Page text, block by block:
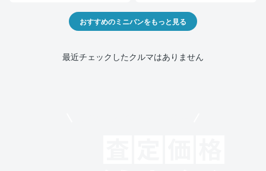
おすすめのミニバンをもっと見る
最近チェックしたクルマはありません